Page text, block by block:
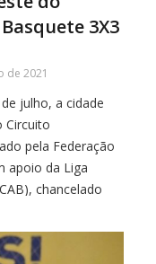
3X3
de 2021
julho, a cidade
Circuito
pela Federação
apoio da Liga
chancelado
de […]